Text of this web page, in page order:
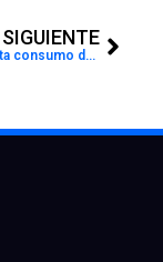
SIGUIENTE
Aumenta consumo de monitores para el home office por incremento en la productividad